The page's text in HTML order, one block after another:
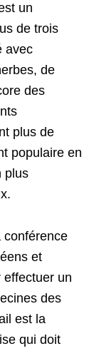
un
de trois
avec
de
des
plus de
populaire en
plus
conférence
et
un
des
est la
qui doit